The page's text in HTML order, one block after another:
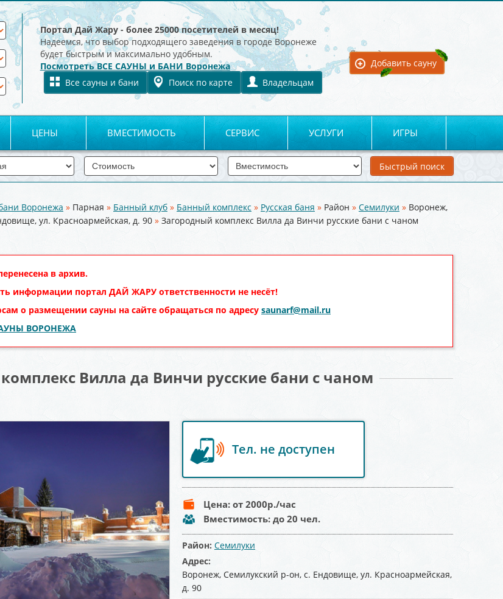
Портал Дай Жару - более 25000 посетителей в месяц!
Надеемся, что выбор подходящего заведения в городе Воронеже
будет быстрым и максимально удобным.
Посмотреть ВСЕ САУНЫ и БАНИ Воронежа
Все сауны и бани
Поиск по карте Владельцам
Для владельцев:
Добавить сауну
ЦЕНЫ ВМЕСТИМОСТЬ СЕРВИС УСЛУГИ ИГРЫ
Воронежа » Парная » Банный клуб » Банный комплекс » Русская баня » Район » Семилуки » Воронеж,
ул. Красноармейская, д. 90 » Загородный комплекс Вилла да Винчи русские бани с чаном
в архив.
информации портал ДАЙ ЖАРУ ответственности не несёт!
о размещении сауны на сайте обращаться по адресу saunarf@mail.ru
ВОРОНЕЖА
Вилла да Винчи русские бани с чаном
Тел. не доступен
Цена: от 2000р./час
Вместимость: до 20 чел.
Район: Семилуки
Адрес:
Воронеж, Семилукский р-он, с. Ендовище, ул. Красноармейская,
д. 90